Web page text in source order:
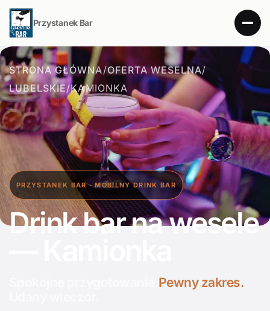
Przystanek Bar
STRONA GŁÓWNA/OFERTA WESELNA/
LUBELSKIE/KAMIONKA
PRZYSTANEK BAR · MOBILNY DRINK BAR
Drink bar na wesele
Pewny zakres.